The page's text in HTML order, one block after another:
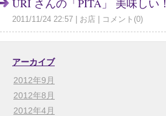
URI さんの「PITA」 美味しい！
2011/11/24 22:57 お店 コメント(0)
アーカイブ
2012年9月
2012年8月
2012年4月